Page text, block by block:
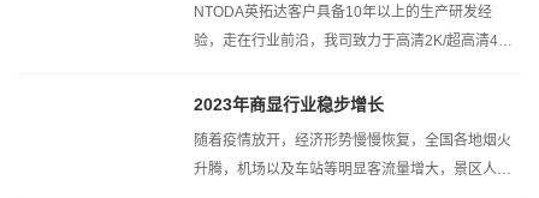
NTODA英拓达客户具备10年以上的生产研发经
验，走在行业前沿，我司致力于高清2K/超高清4K/
2023年商显行业稳步增长
随着疫情放开，经济形势慢慢恢复，全国各地烟火
升腾，机场以及车站等明显客流量增大，景区人员